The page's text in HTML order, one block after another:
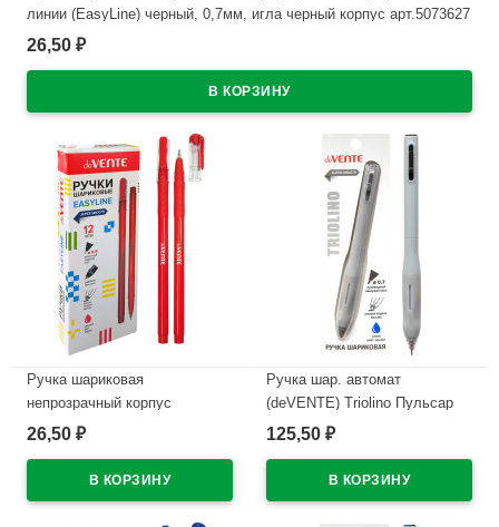
линии (EasyLine) черный, 0,7мм, игла черный корпус арт.5073627
В наличии
26,50 ₽
Ручка шариковая
непрозрачный корпус
(deVENTE) Простые линии
игла красный корпус
арт.5073628
26,50 ₽
Ручка шар. автомат
(deVENTE) Triolino Пульсар
(Pulsar) н/
арт.5070611 (Ст12)
125,50 ₽